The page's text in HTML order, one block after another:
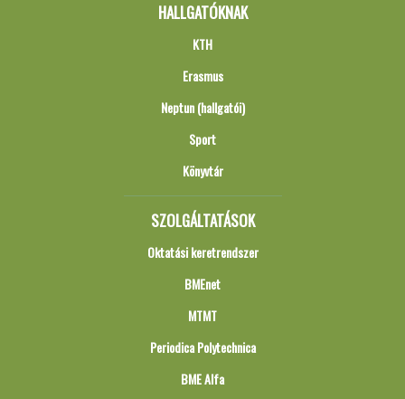
HALLGATÓKNAK
KTH
Erasmus
Neptun (hallgatói)
Sport
Könyvtár
SZOLGÁLTATÁSOK
Oktatási keretrendszer
BMEnet
MTMT
Periodica Polytechnica
BME Alfa